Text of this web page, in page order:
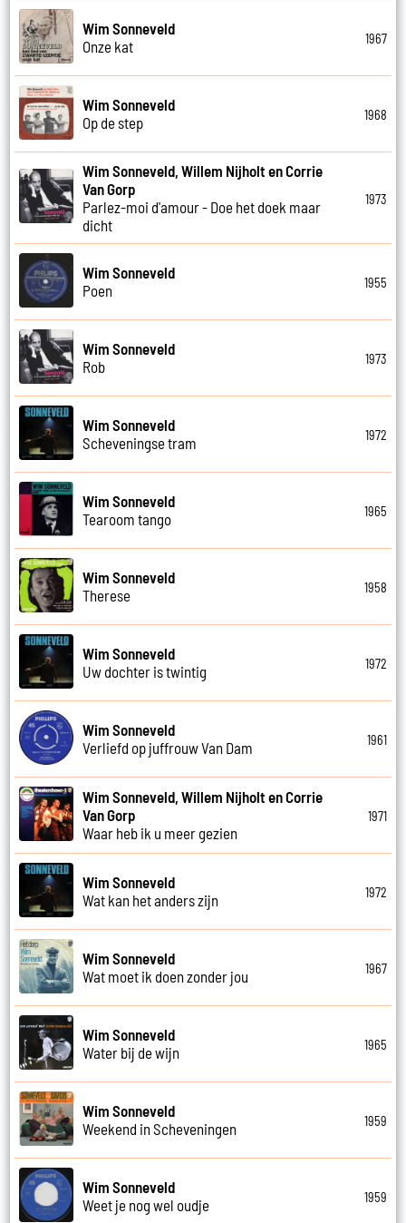
Wim Sonneveld
Onze kat
1967
Wim Sonneveld
Op de step
1968
Wim Sonneveld, Willem Nijholt en Corrie
Van Gorp
Parlez-moi d'amour - Doe het doek maar
dicht
1973
Wim Sonneveld
Poen
1955
Wim Sonneveld
Rob
1973
Wim Sonneveld
Scheveningse tram
1972
Wim Sonneveld
Tearoom tango
1965
Wim Sonneveld
Therese
1958
Wim Sonneveld
Uw dochter is twintig
1972
Wim Sonneveld
Verliefd op juffrouw Van Dam
1961
Wim Sonneveld, Willem Nijholt en Corrie
Van Gorp
Waar heb ik u meer gezien
1971
Wim Sonneveld
Wat kan het anders zijn
1972
Wim Sonneveld
Wat moet ik doen zonder jou
1967
Wim Sonneveld
Water bij de wijn
1965
Wim Sonneveld
Weekend in Scheveningen
1959
Wim Sonneveld
Weet je nog wel oudje
1959